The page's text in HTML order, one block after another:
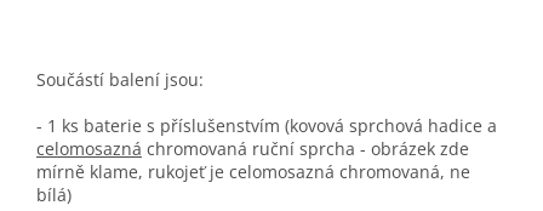
Součástí balení jsou:
- 1 ks baterie s příslušenstvím (kovová sprchová hadice a
celomosazná chromovaná ruční sprcha - obrázek zde
mírně klame, rukojeť je celomosazná chromovaná, ne
bílá)